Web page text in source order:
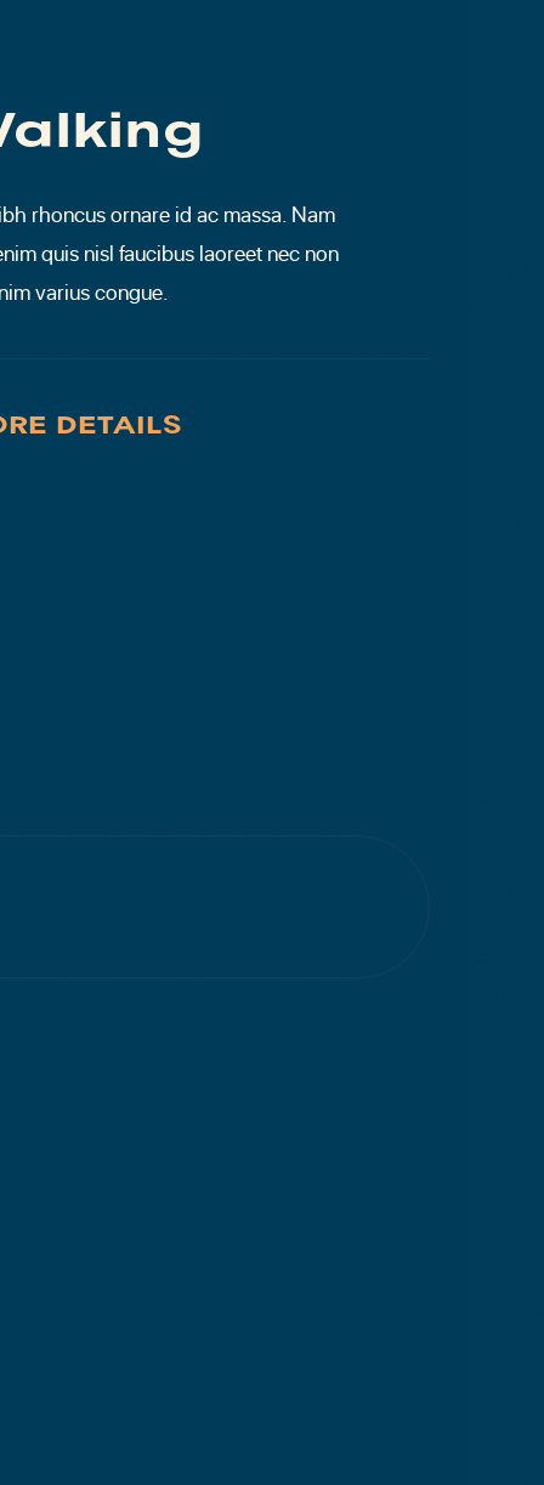
rhoncus ornare id ac massa. Nam
quis nisl faucibus laoreet nec non
varius congue.
DETAILS